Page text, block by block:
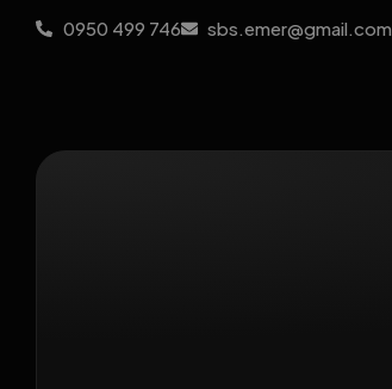
0950 499 746 sbs.emer@gmail.com